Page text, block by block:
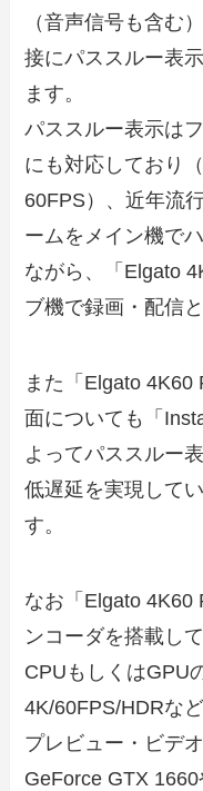
（音声信号も含む
接にパススルー表
ます。
パススルー表示は
にも対応しており
60FPS）、近年流
ームをメイン機で
ながら、「Elgato
ブ機で録画・配信
また「Elgato 4K60
面についても「
よってパススルー
低遅延を実現して
す。
なお「Elgato 4K60
ンコーダを搭載し
CPUもしくはGPU
4K/60FPS/HDRな
プレビュー・ビデ
GeForce GTX